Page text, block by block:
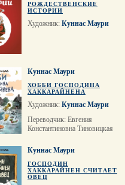
РОЖДЕСТВЕНСКИЕ
ИСТОРИИ
Художник: Куннас Маури
Куннас Маури
ХОББИ ГОСПОДИНА
ХАККАРАЙНЕНА
Художник: Куннас Маури
Переводчик: Евгения
Константиновна Тиновицкая
Куннас Маури
ГОСПОДИН
ХАККАРАЙНЕН СЧИТАЕТ
ОВЕЦ